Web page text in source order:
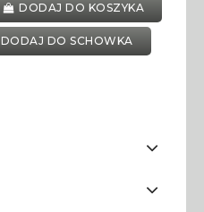
DODAJ DO KOSZYKA
DODAJ DO SCHOWKA